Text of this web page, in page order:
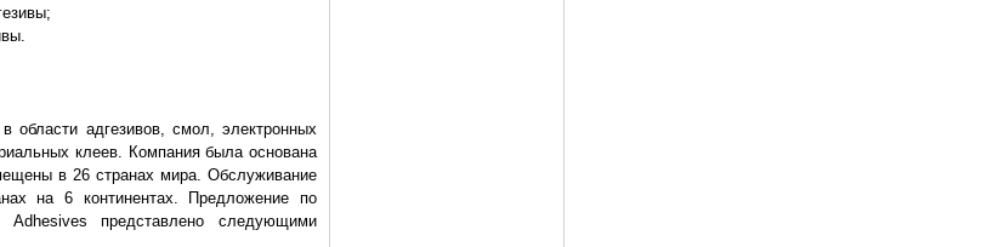
области адгезивов, смол, электронных
клеев. Компания была основана
в 26 странах мира. Обслуживание
на 6 континентах. Предложение по
представлено следующими